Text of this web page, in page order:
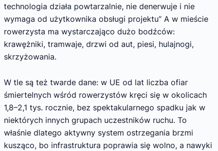
technologia działa powtarzalnie, nie denerwuje i nie
wymaga od użytkownika obsługi projektu” A w mieście
rowerzysta ma wystarczająco dużo bodźców:
krawężniki, tramwaje, drzwi od aut, piesi, hulajnogi,
skrzyżowania.
W tle są też twarde dane: w UE od lat liczba ofiar
śmiertelnych wśród rowerzystów kręci się w okolicach
1,8–2,1 tys. rocznie, bez spektakularnego spadku jak w
niektórych innych grupach uczestników ruchu. To
właśnie dlatego aktywny system ostrzegania brzmi
kusząco, bo infrastruktura poprawia się wolno, a nawyki